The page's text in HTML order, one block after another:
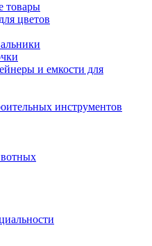
товары
цветов
и емкости для
инструментов